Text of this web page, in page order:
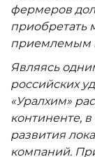
фермеров
приобретать
приемлемым
Являясь
российских
«Уралхим»
континенте,
развития
компаний.